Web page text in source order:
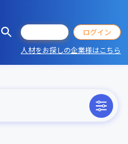
ログイン
人材をお探しの企業様はこちら